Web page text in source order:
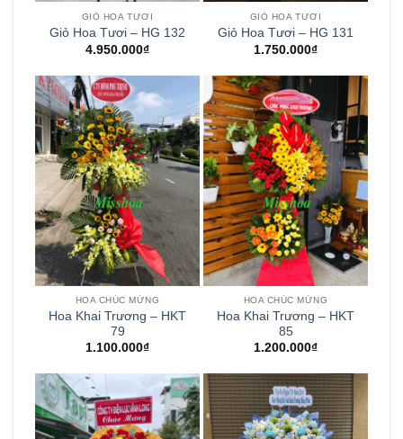
GIỎ HOA TƯƠI
Giỏ Hoa Tươi – HG 132
4.950.000₫
GIỎ HOA TƯƠI
Giỏ Hoa Tươi – HG 131
1.750.000₫
HOA CHÚC MỪNG
Hoa Khai Trương – HKT
79
1.100.000₫
HOA CHÚC MỪNG
Hoa Khai Trương – HKT
85
1.200.000₫